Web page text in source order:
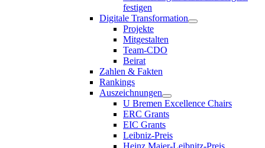
festigen
Digitale Transformation
Projekte
Mitgestalten
Team-CDO
Beirat
Zahlen & Fakten
Rankings
Auszeichnungen
U Bremen Excellence Chairs
ERC Grants
EIC Grants
Leibniz-Preis
Heinz Maier-Leibnitz-Preis